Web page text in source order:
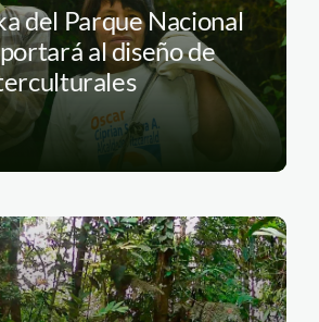
del Parque Nacional
al diseño de